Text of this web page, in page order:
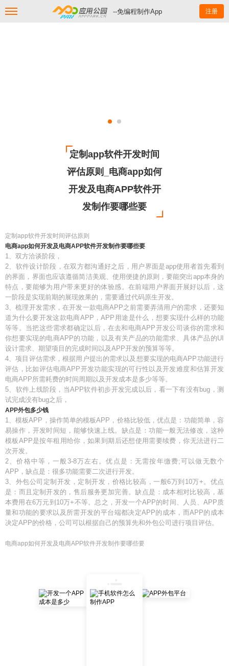
--免编程制作App 注册
定制app软件开发时间
评估原则_电商app如何
开发及电商APP软件开
发制作要哪些要
定制app软件开发时间评估原则
电商app如何开发及电商APP软件开发制作要哪些要
1、双方洽谈阶段，
2、软件设计阶段，在双方都沟通好之后，用户界面是app使用者首先看到
的界面，界面也应该遵循简洁美观、使用便捷的原则，要能突出app本身的
特点，要能够为用户带来更好的体验感。在前端用户界面开展好以后，这
一阶段是实现前期的展现效果的，需要通过代码原生开发。
3、梳理开发需求，在开发一款电商APP之前需要弄清用户的需求，还要知
道为什么要开发这款电商APP，APP用途是什么，想要实现什么样的功能
等等。当把这些需求都确定以后，在去和电商APP开发公司谈你的需求和
你想要实现的电商APP的功能，以及有关产品的功能需求、具体产品的UI
设计需求、期望项目的完成时间以及APP开发的预算等等。
4、项目评估需求，根据用户提出的需求以及想要实现的电商APP功能进行
评估，比如评估电商APP开发功能实现的可行性以及开发难度和估算开发
电商APP所需耗费的时间周期以及开发成本是多少等等。
5、软件上线阶段，当APP软件初步开发完成以后，看一下有没有bug，测
试完成没有bug之后，
APP外包多少钱
1、模板APP，操作简单的模板APP，价格比较低，优点是：功能简单，容
易操作，开发时间短，能够快速上线。缺点是：功能一般无法修改，这种
模板APP是按年租用给你，如果到期后还想使用需要续费，你无法进行二
次开发。
2、价格中等，一般3-8万左右。优点是：无需按年缴费;可以做无数个
APP，缺点是：很多功能需要二次进行开发。
3、外包公司定制开发，定制开发，价格比较高，一般6万到10万+。优点
是：而且定制开发的，售后服务更加完善。缺点是：成本相对比较高，基
本费用在6万元到10万+不等。总之，开发一个APP的时间、人员、APP质
量和功能的要求以及所需开发的平台端都决定APP的成本，而APP的成本
决定APP的价格，公司可以根据自己的预算先和外包公司进行项目评估。
电商app如何开发及电商APP软件开发制作要哪些要